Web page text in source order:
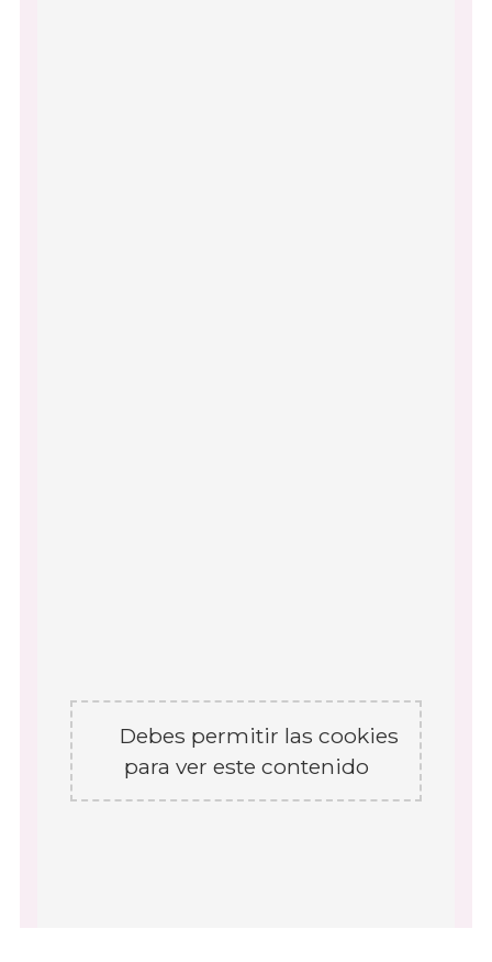
Debes permitir las cookies
para ver este contenido